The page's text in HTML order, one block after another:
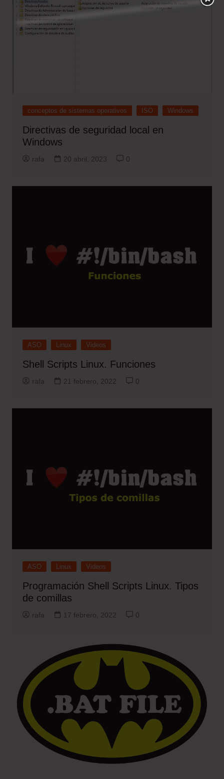
conceptos de sistemas operativos ISO Windows
Directivas de seguridad local en
Windows
rafa 20 abril, 2023 0
ASO Linux Videos
Shell Scripts Linux. Funciones
rafa 21 febrero, 2022 0
ASO Linux Videos
Programación Shell Scripts Linux. Tipos
de comillas
rafa 17 febrero, 2022 0